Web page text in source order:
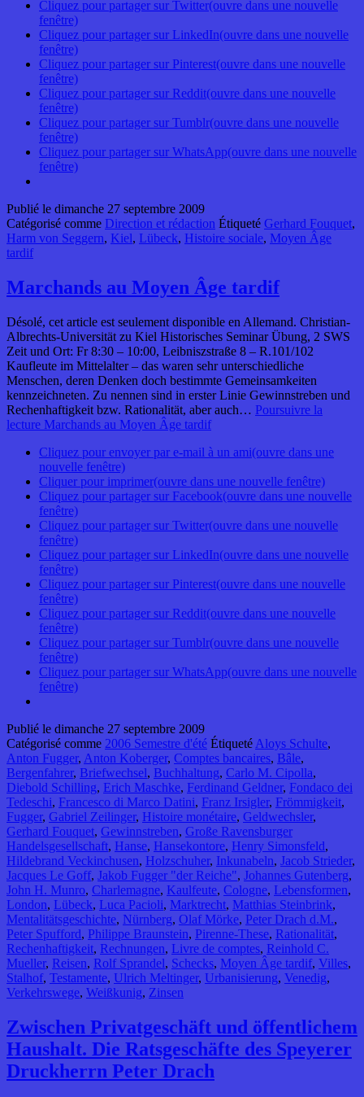
Cliquez pour partager sur Twitter(ouvre dans une nouvelle
fenêtre)
Cliquez pour partager sur LinkedIn(ouvre dans une nouvelle
fenêtre)
Cliquez pour partager sur Pinterest(ouvre dans une nouvelle
fenêtre)
Cliquez pour partager sur Reddit(ouvre dans une nouvelle
fenêtre)
Cliquez pour partager sur Tumblr(ouvre dans une nouvelle
fenêtre)
Cliquez pour partager sur WhatsApp(ouvre dans une nouvelle
fenêtre)
Publié le dimanche 27 septembre 2009
Catégorisé comme Direction et rédaction Étiqueté Gerhard Fouquet,
Harm von Seggern, Kiel, Lübeck, Histoire sociale, Moyen Âge
tardif
Marchands au Moyen Âge tardif
Désolé, cet article est seulement disponible en Allemand. Christian-
Albrechts-Universität zu Kiel Historisches Seminar Übung, 2 SWS
Zeit und Ort: Fr 8:30 – 10:00, Leibniszstraße 8 – R.101/102
Kaufleute im Mittelalter – das waren sehr unterschiedliche
Menschen, deren Denken doch bestimmte Gemeinsamkeiten
kennzeichneten. Zu nennen sind in erster Linie Gewinnstreben und
Rechenhaftigkeit bzw. Rationalität, aber auch… Poursuivre la
lecture Marchands au Moyen Âge tardif
Cliquez pour envoyer par e-mail à un ami(ouvre dans une
nouvelle fenêtre)
Cliquer pour imprimer(ouvre dans une nouvelle fenêtre)
Cliquez pour partager sur Facebook(ouvre dans une nouvelle
fenêtre)
Cliquez pour partager sur Twitter(ouvre dans une nouvelle
fenêtre)
Cliquez pour partager sur LinkedIn(ouvre dans une nouvelle
fenêtre)
Cliquez pour partager sur Pinterest(ouvre dans une nouvelle
fenêtre)
Cliquez pour partager sur Reddit(ouvre dans une nouvelle
fenêtre)
Cliquez pour partager sur Tumblr(ouvre dans une nouvelle
fenêtre)
Cliquez pour partager sur WhatsApp(ouvre dans une nouvelle
fenêtre)
Publié le dimanche 27 septembre 2009
Catégorisé comme 2006 Semestre d'été Étiqueté Aloys Schulte,
Anton Fugger, Anton Koberger, Comptes bancaires, Bâle,
Bergenfahrer, Briefwechsel, Buchhaltung, Carlo M. Cipolla,
Diebold Schilling, Erich Maschke, Ferdinand Geldner, Fondaco dei
Tedeschi, Francesco di Marco Datini, Franz Irsigler, Frömmigkeit,
Fugger, Gabriel Zeilinger, Histoire monétaire, Geldwechsler,
Gerhard Fouquet, Gewinnstreben, Große Ravensburger
Handelsgesellschaft, Hanse, Hansekontore, Henry Simonsfeld,
Hildebrand Veckinchusen, Holzschuher, Inkunabeln, Jacob Strieder,
Jacques Le Goff, Jakob Fugger "der Reiche", Johannes Gutenberg,
John H. Munro, Charlemagne, Kaulfeute, Cologne, Lebensformen,
London, Lübeck, Luca Pacioli, Marktrecht, Matthias Steinbrink,
Mentalitätsgeschichte, Nürnberg, Olaf Mörke, Peter Drach d.M.,
Peter Spufford, Philippe Braunstein, Pirenne-These, Rationalität,
Rechenhaftigkeit, Rechnungen, Livre de comptes, Reinhold C.
Mueller, Reisen, Rolf Sprandel, Schecks, Moyen Âge tardif, Villes,
Stalhof, Testamente, Ulrich Meltinger, Urbanisierung, Venedig,
Verkehrswege, Weißkunig, Zinsen
Zwischen Privatgeschäft und öffentlichem
Haushalt. Die Ratsgeschäfte des Speyerer
Druckherrn Peter Drach